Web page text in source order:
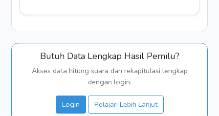
Butuh Data Lengkap Hasil Pemilu?
Akses data hitung suara dan rekapitulasi lengkap
dengan login.
Login Pelajari Lebih Lanjut